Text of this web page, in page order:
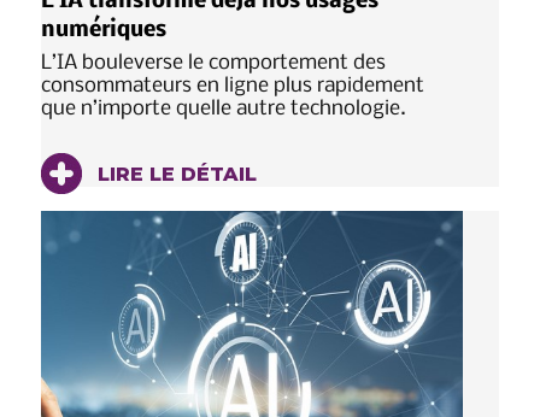
numériques
L’IA bouleverse le comportement des
consommateurs en ligne plus rapidement
que n’importe quelle autre technologie.
LIRE LE DÉTAIL